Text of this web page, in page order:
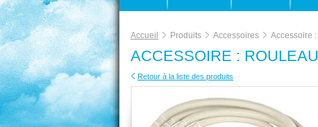
Accueil Produits Accessoires Accessoire
ACCESSOIRE :
Retour à la liste des produits